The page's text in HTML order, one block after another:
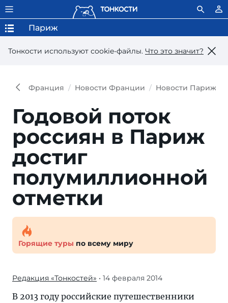
Тонкости используют сookie-файлы. Что это значит?
Париж
Франция Новости Франции Новости Парижа
Годовой поток
россиян в Париж
достиг
полумиллионной
отметки
Горящие туры по всему миру
Редакция «Тонкостей» • 14 февраля 2014
В 2013 году российские путешественники